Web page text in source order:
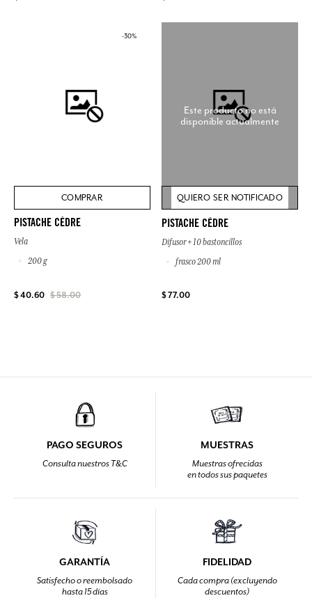
-30%
COMPRAR
PISTACHE CÈDRE
Vela
200 g
$ 40.60 $ 58.00
Este producto no está
disponible actualmente
QUIERO SER NOTIFICADO
PISTACHE CÈDRE
Difusor + 10 bastoncillos
frasco 200 ml
$ 77.00
PAGO SEGUROS
Consulta nuestros T&C
MUESTRAS
Muestras ofrecidas
en todos sus paquetes
GARANTÍA
Satisfecho o reembolsado
hasta 15 días
FIDELIDAD
Cada compra (excluyendo
descuentos)